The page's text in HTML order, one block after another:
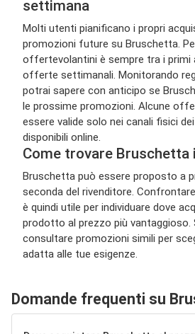
settimana
Molti utenti pianificano i propri
promozioni future su Bruschetta.
offertevolantini è sempre tra i primi
offerte settimanali. Monitorando
potrai sapere con anticipo se
le prossime promozioni. Alcune
essere valide solo nei canali fisici
disponibili online.
Come trovare Bruschetta
Bruschetta può essere proposto a
seconda del rivenditore.
è quindi utile per individuare dove
prodotto al prezzo più
consultare promozioni simili per
adatta alle tue esigenze.
Domande frequenti su